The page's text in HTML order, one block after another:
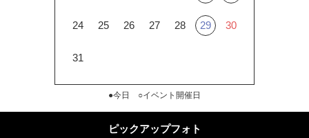
24 25 26 27 28 29 30
31
●今日 ○イベント開催日
ピックアップフォト